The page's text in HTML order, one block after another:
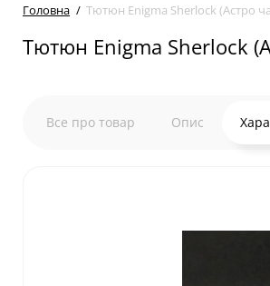
Головна Тютюн Enigma Sherlock (Астро
Тютюн Enigma Sherlock
Все про товар Опис